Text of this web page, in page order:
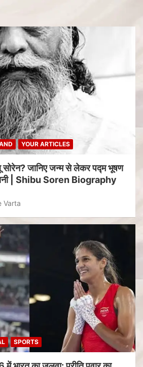
YOUR ARTICLES
सोरेन? जानिए जन्म से लेकर पद्म भूषण
| Shibu Soren Biography
Varta
SPORTS